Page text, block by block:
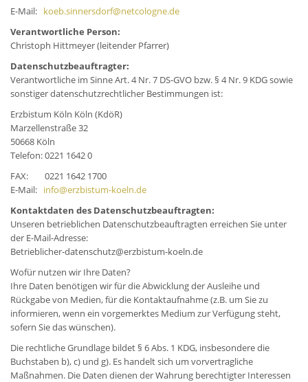
E-Mail: koeb.sinnersdorf@netcologne.de
Verantwortliche Person:
Christoph Hittmeyer (leitender Pfarrer)
Datenschutzbeauftragter:
Verantwortliche im Sinne Art. 4 Nr. 7 DS-GVO bzw. § 4 Nr. 9 KDG sowie
sonstiger datenschutzrechtlicher Bestimmungen ist:
Erzbistum Köln Köln (KdöR)
Marzellenstraße 32
50668 Köln
Telefon: 0221 1642 0
FAX: 0221 1642 1700
E-Mail: info@erzbistum-koeln.de
Kontaktdaten des Datenschutzbeauftragten:
Unseren betrieblichen Datenschutzbeauftragten erreichen Sie unter
der E-Mail-Adresse:
Betrieblicher-datenschutz@erzbistum-koeln.de
Wofür nutzen wir Ihre Daten?
Ihre Daten benötigen wir für die Abwicklung der Ausleihe und
Rückgabe von Medien, für die Kontaktaufnahme (z.B. um Sie zu
informieren, wenn ein vorgemerktes Medium zur Verfügung steht,
sofern Sie das wünschen).
Die rechtliche Grundlage bildet § 6 Abs. 1 KDG, insbesondere die
Buchstaben b), c) und g). Es handelt sich um vorvertragliche
Maßnahmen. Die Daten dienen der Wahrung berechtigter Interessen